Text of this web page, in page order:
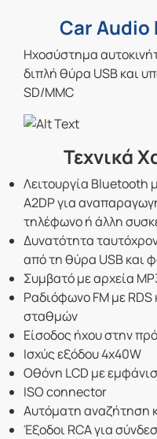
Car Audio
Ηχοσύστημα
διπλή θύρα USB και
SD/MMC
Τεχνικά
Λειτουργία Bluetooth
A2DP για
τηλέφωνο ή άλλη
Δυνατότητα
από τη θύρα USB και
Συμβατό με αρχεία
Ραδιόφωνο FM με
σταθμών
Είσοδος ήχου στην
Ισχύς εξόδου 4x40W
Οθόνη LCD με
ISO connector
Αυτόματη αναζήτηση
Έξοδοι RCA για